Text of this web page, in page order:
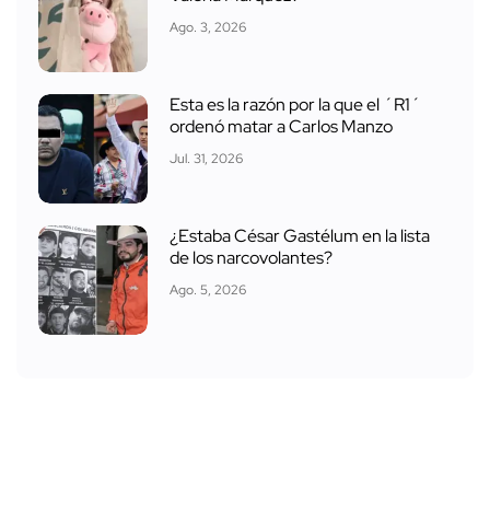
Ago. 3, 2026
Esta es la razón por la que el ´R1´
ordenó matar a Carlos Manzo
Jul. 31, 2026
¿Estaba César Gastélum en la lista
de los narcovolantes?
Ago. 5, 2026